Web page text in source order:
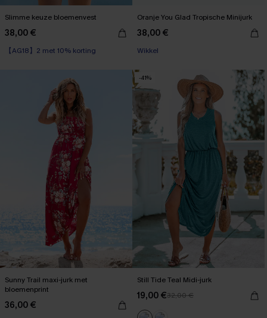
Slimme keuze bloemenvest
38,00 €
【AG18】2 met 10% korting
Oranje You Glad Tropische Minijurk
38,00 €
Wikkel
Sunny Trail maxi-jurk met
bloemenprint
36,00 €
-41%
Still Tide Teal Midi-jurk
19,00 €32,00 €